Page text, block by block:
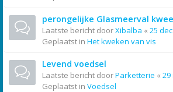
perongelijke Glasmeerval
Laatste bericht doorXibalba « 25
Geplaatst in Het kweken van vis
Levend voedsel
Laatste bericht doorParketterie « 29
Geplaatst in Voedsel